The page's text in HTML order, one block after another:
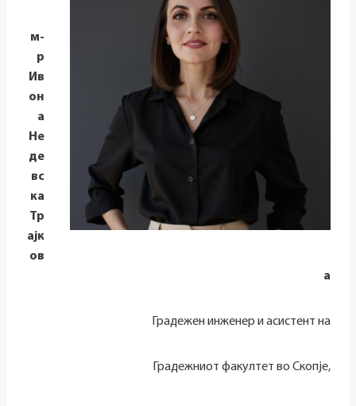
м-
р
Ив
он
а
Не
де
вс
ка
Тр
ајк
ов
а
Градежен инженер и асистент на
Градежниот факултет во Скопје,